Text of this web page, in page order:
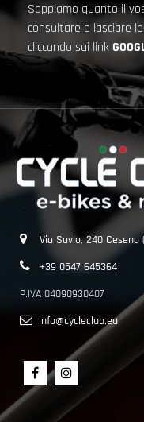
Sappiamo quanto il
consultare e lasciare
cliccando sui link
Via Savio, 240 Cesena
+39 0547 645364
P.IVA 04090930407
info@cycleclub.eu